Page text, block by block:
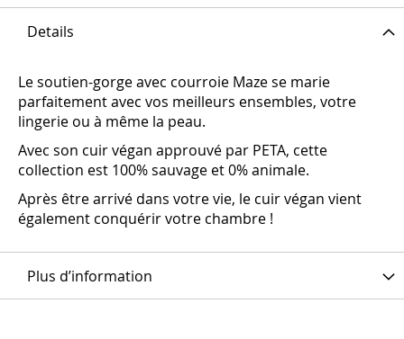
Details
Le soutien-gorge avec courroie Maze se marie
parfaitement avec vos meilleurs ensembles, votre
lingerie ou à même la peau.
Avec son cuir végan approuvé par PETA, cette
collection est 100% sauvage et 0% animale.
Après être arrivé dans votre vie, le cuir végan vient
également conquérir votre chambre !
Plus d’information